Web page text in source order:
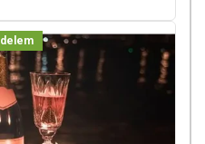
vegyes étrendet és az
gyógyít betegségeket! A termék
alkalmas! Betegség esetén
Az ajánlott napi
Ne szedje a készítményt, ha az